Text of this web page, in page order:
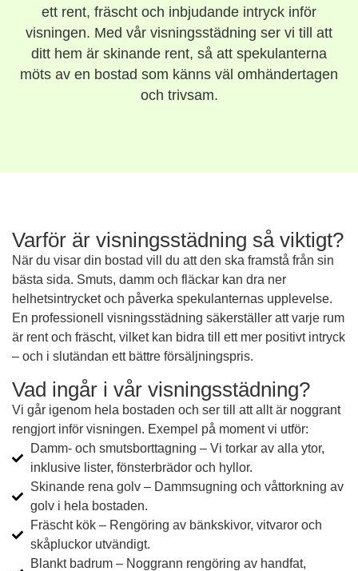
ett rent, fräscht och inbjudande intryck inför
visningen. Med vår visningsstädning ser vi till att
ditt hem är skinande rent, så att spekulanterna
möts av en bostad som känns väl omhändertagen
och trivsam.
Varför är visningsstädning så viktigt?
När du visar din bostad vill du att den ska framstå från sin
bästa sida. Smuts, damm och fläckar kan dra ner
helhetsintrycket och påverka spekulanternas upplevelse.
En professionell visningsstädning säkerställer att varje rum
är rent och fräscht, vilket kan bidra till ett mer positivt intryck
– och i slutändan ett bättre försäljningspris.
Vad ingår i vår visningsstädning?
Vi går igenom hela bostaden och ser till att allt är noggrant
rengjort inför visningen. Exempel på moment vi utför:
Damm- och smutsborttagning – Vi torkar av alla ytor,
inklusive lister, fönsterbrädor och hyllor.
Skinande rena golv – Dammsugning och våttorkning av
golv i hela bostaden.
Fräscht kök – Rengöring av bänkskivor, vitvaror och
skåpluckor utvändigt.
Blankt badrum – Noggrann rengöring av handfat,